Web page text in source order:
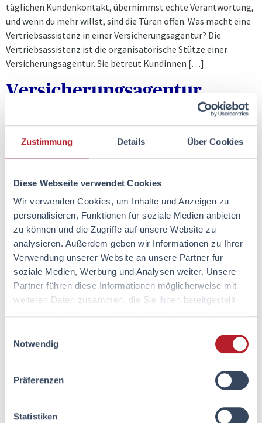
Zustimmung Details Über Cookies
Diese Webseite verwendet Cookies
Wir verwenden Cookies, um Inhalte und Anzeigen zu
personalisieren, Funktionen für soziale Medien anbieten
zu können und die Zugriffe auf unsere Website zu
analysieren. Außerdem geben wir Informationen zu Ihrer
Verwendung unserer Website an unsere Partner für
soziale Medien, Werbung und Analysen weiter. Unsere
Partner führen diese Informationen möglicherweise mit
weiteren Daten zusammen, die Sie ihnen bereitgestellt
Notwendig
Präferenzen
Statistiken
täglichen Kundenkontakt, übernimmst echte Verantwortung,
und wenn du mehr willst, sind die Türen offen. Was macht eine
Vertriebsassistenz in einer Versicherungsagentur? Die
Vertriebsassistenz ist die organisatorische Stütze einer
Versicherungsagentur. Sie betreut Kundinnen […]
Versicherungsagentur
gründen mit AXA: Dein Weg
zum eigenen Unternehmen
Du denkst darüber nach, dich im Versicherungsvertrieb
selbstständig zu machen? Du willst ein eigenes Unternehmen
beraten, wie du es für richtig hältst? Oder du führst bereits
eine eigene Agentur beim Mitbewerber und überlegst, zu AXA
Agenturinhaber im […]